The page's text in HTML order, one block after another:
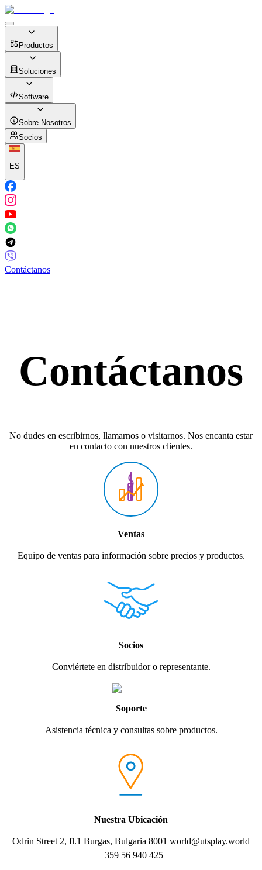
Productos
Soluciones
Software
Sobre Nosotros
Socios
ES
Contáctanos
Contáctanos
No dudes en escribirnos, llamarnos o visitarnos. Nos encanta estar
en contacto con nuestros clientes.
Ventas
Equipo de ventas para información sobre precios y productos.
Socios
Conviértete en distribuidor o representante.
Soporte
Asistencia técnica y consultas sobre productos.
Nuestra Ubicación
Odrin Street 2, fl.1 Burgas, Bulgaria 8001 world@utsplay.world
+359 56 940 425